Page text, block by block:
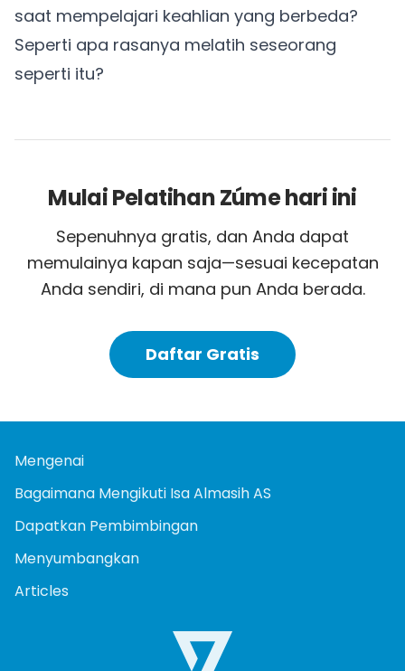
saat mempelajari keahlian yang berbeda?
Seperti apa rasanya melatih seseorang
seperti itu?
Mulai Pelatihan Zúme hari ini
Sepenuhnya gratis, dan Anda dapat
memulainya kapan saja—sesuai kecepatan
Anda sendiri, di mana pun Anda berada.
Daftar Gratis
Mengenai
Bagaimana Mengikuti Isa Almasih AS
Dapatkan Pembimbingan
Menyumbangkan
Articles